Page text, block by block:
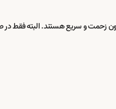
زحمت و سریع هستند. البته فقط در